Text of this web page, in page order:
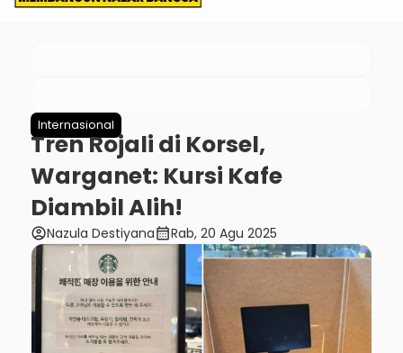
Internasional
Tren Rojali di Korsel,
Warganet: Kursi Kafe
Diambil Alih!
account_circleNazula Destiyanacalendar_monthRab, 20 Agu 2025